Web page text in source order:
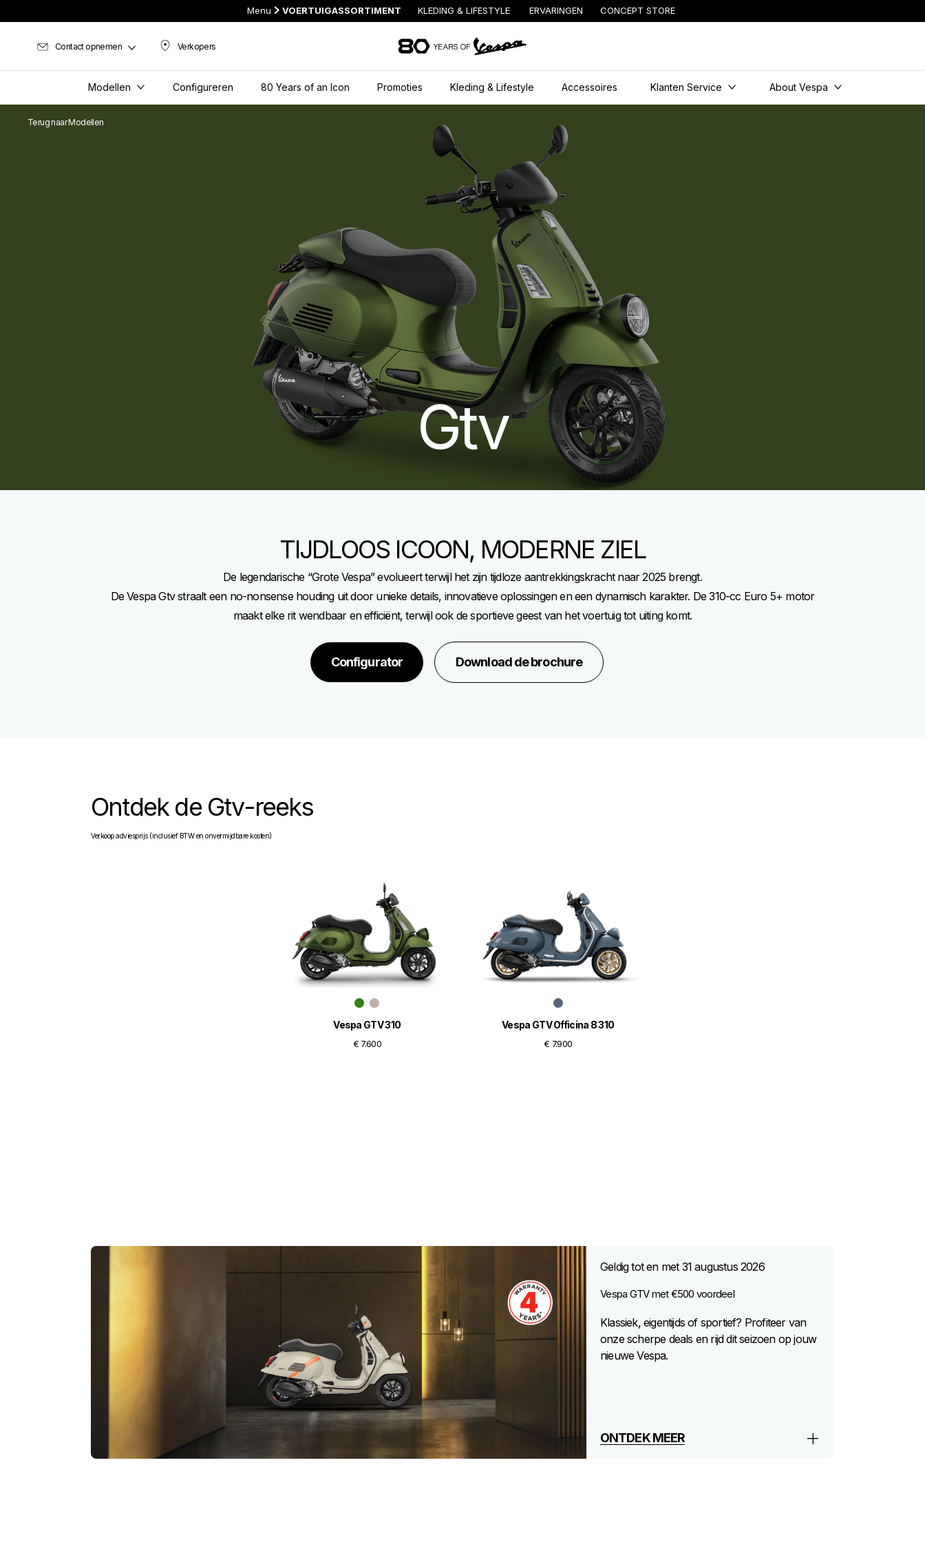
Menu VOERTUIGASSORTIMENT KLEDING & LIFESTYLE ERVARINGEN CONCEPT STORE
Verkopers
Verkopers
Contact opnemen
Modellen Configureren 80 Years of an Icon Promoties Kleding & Lifestyle Accessoires Klanten Service About Vespa
Terug naar Modellen
Gtv
TIJDLOOS ICOON, MODERNE ZIEL
De legendarische “Grote Vespa” evolueert terwijl het zijn tijdloze aantrekkingskracht naar 2025 brengt.
De Vespa Gtv straalt een no-nonsense houding uit door unieke details, innovatieve oplossingen en een dynamisch karakter. De 310-cc Euro 5+ motor
maakt elke rit wendbaar en efficiënt, terwijl ook de sportieve geest van het voertuig tot uiting komt.
Configurator Download de brochure
Ontdek de Gtv-reeks
Verkoop adviesprijs (inclusief BTW en onvermijdbare kosten)
Vespa GTV 310
€ 7.600
Vespa GTV Officina 8 310
€ 7.900
Geldig tot en met 31 augustus 2026
Vespa GTV met €500 voordeel
Klassiek, eigentijds of sportief? Profiteer van
onze scherpe deals en rijd dit seizoen op jouw
nieuwe Vespa.
ONTDEK MEER